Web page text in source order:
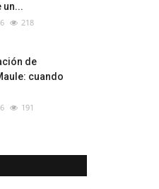
un...
218
de
cuando
191